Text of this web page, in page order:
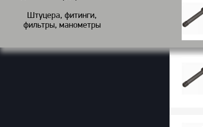
Штуцера, фитинги,
фильтры, манометры